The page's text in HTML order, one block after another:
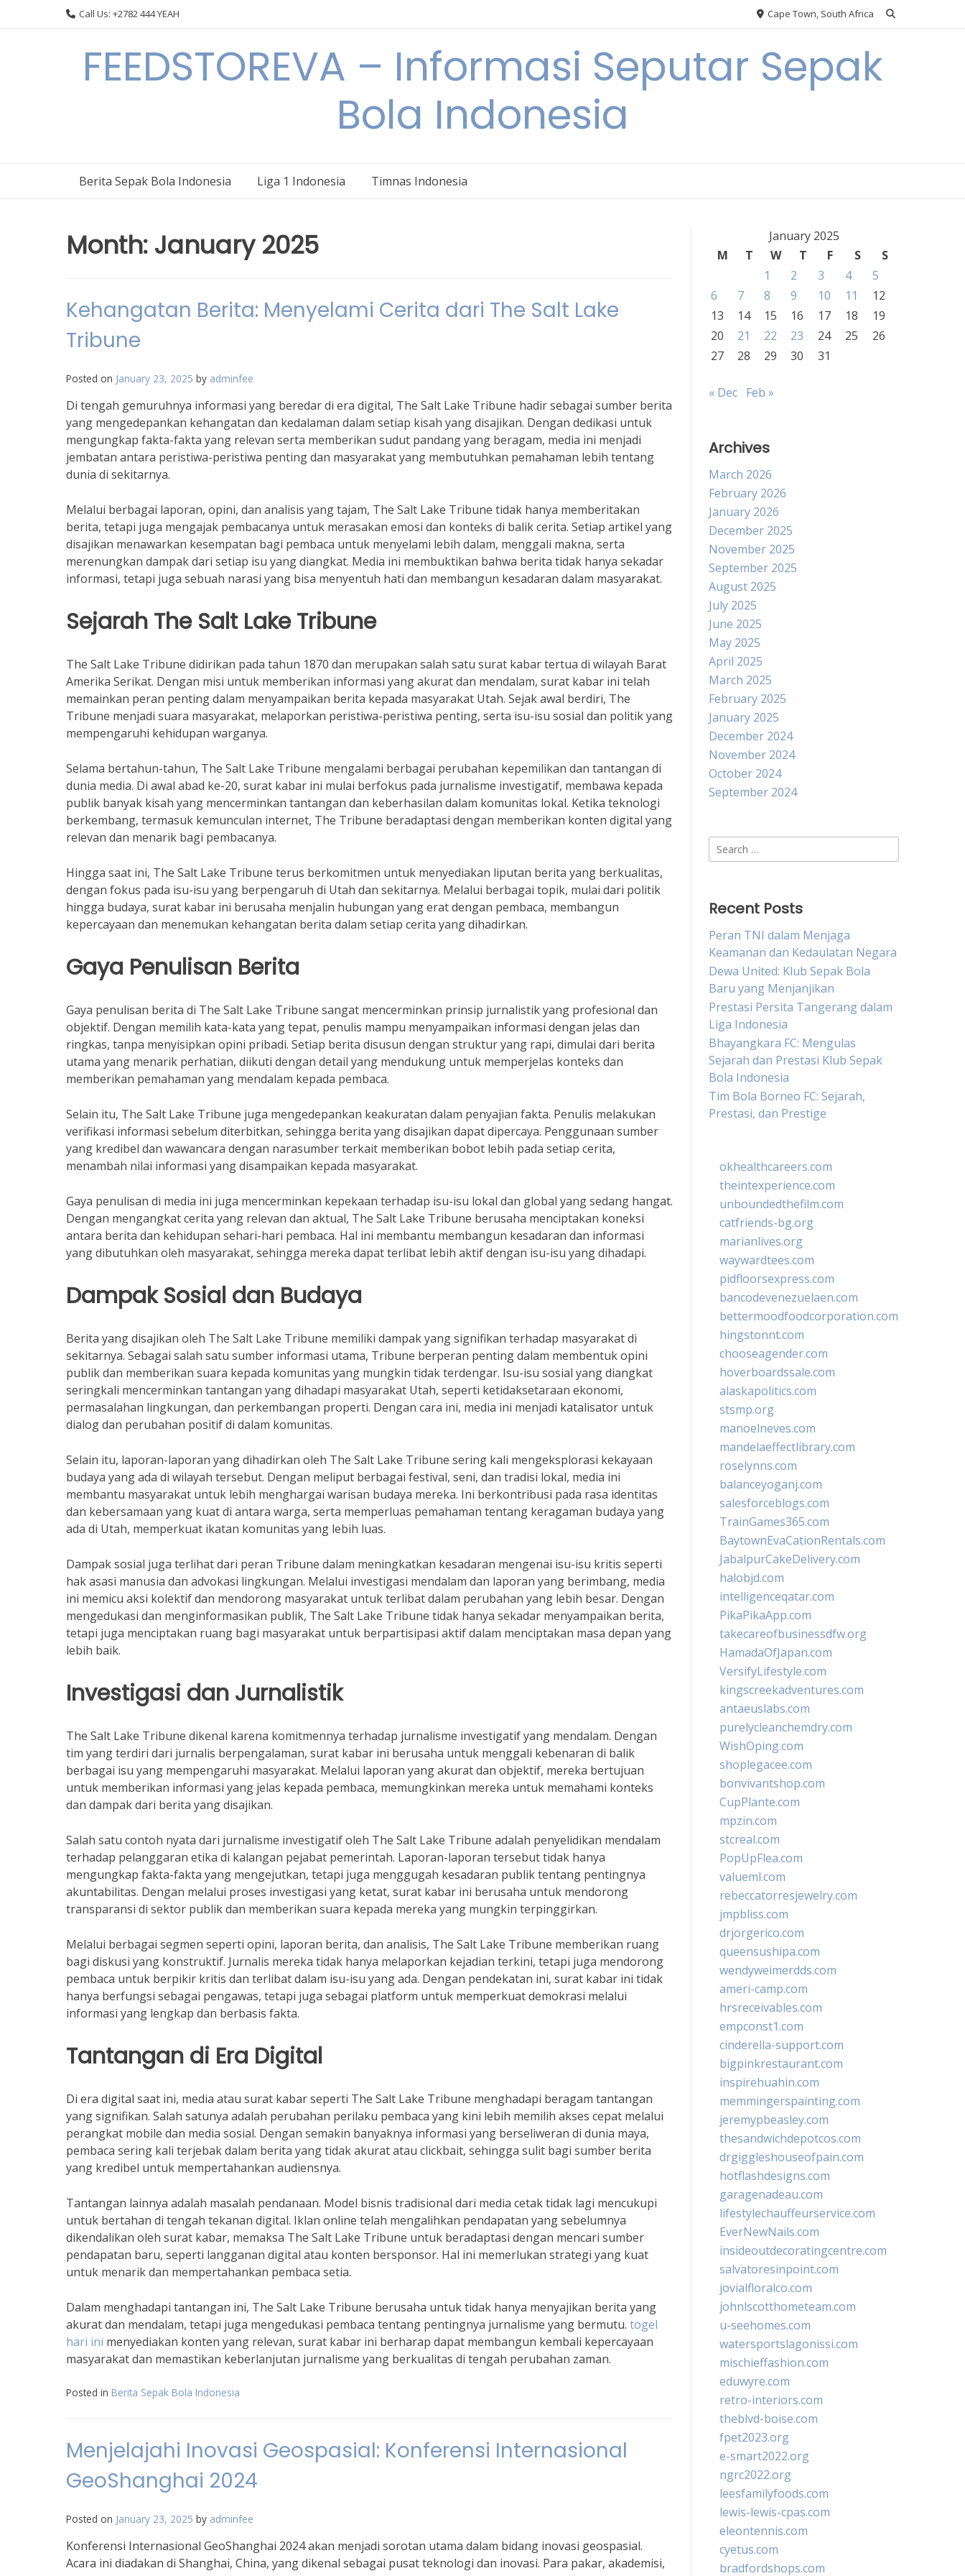
Call Us: +2782 444 YEAH Cape Town, South Africa
FEEDSTOREVA – Informasi Seputar Sepak
Bola Indonesia
Berita Sepak Bola Indonesia Liga 1 Indonesia Timnas Indonesia
Month: January 2025
Kehangatan Berita: Menyelami Cerita dari The Salt Lake
Tribune
Posted on January 23, 2025 by adminfee
Di tengah gemuruhnya informasi yang beredar di era digital, The Salt Lake Tribune hadir sebagai sumber berita
yang mengedepankan kehangatan dan kedalaman dalam setiap kisah yang disajikan. Dengan dedikasi untuk
mengungkap fakta-fakta yang relevan serta memberikan sudut pandang yang beragam, media ini menjadi
jembatan antara peristiwa-peristiwa penting dan masyarakat yang membutuhkan pemahaman lebih tentang
dunia di sekitarnya.
Melalui berbagai laporan, opini, dan analisis yang tajam, The Salt Lake Tribune tidak hanya memberitakan
berita, tetapi juga mengajak pembacanya untuk merasakan emosi dan konteks di balik cerita. Setiap artikel yang
disajikan menawarkan kesempatan bagi pembaca untuk menyelami lebih dalam, menggali makna, serta
merenungkan dampak dari setiap isu yang diangkat. Media ini membuktikan bahwa berita tidak hanya sekadar
informasi, tetapi juga sebuah narasi yang bisa menyentuh hati dan membangun kesadaran dalam masyarakat.
Sejarah The Salt Lake Tribune
The Salt Lake Tribune didirikan pada tahun 1870 dan merupakan salah satu surat kabar tertua di wilayah Barat
Amerika Serikat. Dengan misi untuk memberikan informasi yang akurat dan mendalam, surat kabar ini telah
memainkan peran penting dalam menyampaikan berita kepada masyarakat Utah. Sejak awal berdiri, The
Tribune menjadi suara masyarakat, melaporkan peristiwa-peristiwa penting, serta isu-isu sosial dan politik yang
mempengaruhi kehidupan warganya.
Selama bertahun-tahun, The Salt Lake Tribune mengalami berbagai perubahan kepemilikan dan tantangan di
dunia media. Di awal abad ke-20, surat kabar ini mulai berfokus pada jurnalisme investigatif, membawa kepada
publik banyak kisah yang mencerminkan tantangan dan keberhasilan dalam komunitas lokal. Ketika teknologi
berkembang, termasuk kemunculan internet, The Tribune beradaptasi dengan memberikan konten digital yang
relevan dan menarik bagi pembacanya.
Hingga saat ini, The Salt Lake Tribune terus berkomitmen untuk menyediakan liputan berita yang berkualitas,
dengan fokus pada isu-isu yang berpengaruh di Utah dan sekitarnya. Melalui berbagai topik, mulai dari politik
hingga budaya, surat kabar ini berusaha menjalin hubungan yang erat dengan pembaca, membangun
kepercayaan dan menemukan kehangatan berita dalam setiap cerita yang dihadirkan.
Gaya Penulisan Berita
Gaya penulisan berita di The Salt Lake Tribune sangat mencerminkan prinsip jurnalistik yang profesional dan
objektif. Dengan memilih kata-kata yang tepat, penulis mampu menyampaikan informasi dengan jelas dan
ringkas, tanpa menyisipkan opini pribadi. Setiap berita disusun dengan struktur yang rapi, dimulai dari berita
utama yang menarik perhatian, diikuti dengan detail yang mendukung untuk memperjelas konteks dan
memberikan pemahaman yang mendalam kepada pembaca.
Selain itu, The Salt Lake Tribune juga mengedepankan keakuratan dalam penyajian fakta. Penulis melakukan
verifikasi informasi sebelum diterbitkan, sehingga berita yang disajikan dapat dipercaya. Penggunaan sumber
yang kredibel dan wawancara dengan narasumber terkait memberikan bobot lebih pada setiap cerita,
menambah nilai informasi yang disampaikan kepada masyarakat.
Gaya penulisan di media ini juga mencerminkan kepekaan terhadap isu-isu lokal dan global yang sedang hangat.
Dengan mengangkat cerita yang relevan dan aktual, The Salt Lake Tribune berusaha menciptakan koneksi
antara berita dan kehidupan sehari-hari pembaca. Hal ini membantu membangun kesadaran dan informasi
yang dibutuhkan oleh masyarakat, sehingga mereka dapat terlibat lebih aktif dengan isu-isu yang dihadapi.
Dampak Sosial dan Budaya
Berita yang disajikan oleh The Salt Lake Tribune memiliki dampak yang signifikan terhadap masyarakat di
sekitarnya. Sebagai salah satu sumber informasi utama, Tribune berperan penting dalam membentuk opini
publik dan memberikan suara kepada komunitas yang mungkin tidak terdengar. Isu-isu sosial yang diangkat
seringkali mencerminkan tantangan yang dihadapi masyarakat Utah, seperti ketidaksetaraan ekonomi,
permasalahan lingkungan, dan perkembangan properti. Dengan cara ini, media ini menjadi katalisator untuk
dialog dan perubahan positif di dalam komunitas.
Selain itu, laporan-laporan yang dihadirkan oleh The Salt Lake Tribune sering kali mengeksplorasi kekayaan
budaya yang ada di wilayah tersebut. Dengan meliput berbagai festival, seni, dan tradisi lokal, media ini
membantu masyarakat untuk lebih menghargai warisan budaya mereka. Ini berkontribusi pada rasa identitas
dan kebersamaan yang kuat di antara warga, serta memperluas pemahaman tentang keragaman budaya yang
ada di Utah, memperkuat ikatan komunitas yang lebih luas.
Dampak sosial juga terlihat dari peran Tribune dalam meningkatkan kesadaran mengenai isu-isu kritis seperti
hak asasi manusia dan advokasi lingkungan. Melalui investigasi mendalam dan laporan yang berimbang, media
ini memicu aksi kolektif dan mendorong masyarakat untuk terlibat dalam perubahan yang lebih besar. Dengan
mengedukasi dan menginformasikan publik, The Salt Lake Tribune tidak hanya sekadar menyampaikan berita,
tetapi juga menciptakan ruang bagi masyarakat untuk berpartisipasi aktif dalam menciptakan masa depan yang
lebih baik.
Investigasi dan Jurnalistik
The Salt Lake Tribune dikenal karena komitmennya terhadap jurnalisme investigatif yang mendalam. Dengan
tim yang terdiri dari jurnalis berpengalaman, surat kabar ini berusaha untuk menggali kebenaran di balik
berbagai isu yang mempengaruhi masyarakat. Melalui laporan yang akurat dan objektif, mereka bertujuan
untuk memberikan informasi yang jelas kepada pembaca, memungkinkan mereka untuk memahami konteks
dan dampak dari berita yang disajikan.
Salah satu contoh nyata dari jurnalisme investigatif oleh The Salt Lake Tribune adalah penyelidikan mendalam
terhadap pelanggaran etika di kalangan pejabat pemerintah. Laporan-laporan tersebut tidak hanya
mengungkap fakta-fakta yang mengejutkan, tetapi juga menggugah kesadaran publik tentang pentingnya
akuntabilitas. Dengan melalui proses investigasi yang ketat, surat kabar ini berusaha untuk mendorong
transparansi di sektor publik dan memberikan suara kepada mereka yang mungkin terpinggirkan.
Melalui berbagai segmen seperti opini, laporan berita, dan analisis, The Salt Lake Tribune memberikan ruang
bagi diskusi yang konstruktif. Jurnalis mereka tidak hanya melaporkan kejadian terkini, tetapi juga mendorong
pembaca untuk berpikir kritis dan terlibat dalam isu-isu yang ada. Dengan pendekatan ini, surat kabar ini tidak
hanya berfungsi sebagai pengawas, tetapi juga sebagai platform untuk memperkuat demokrasi melalui
informasi yang lengkap dan berbasis fakta.
Tantangan di Era Digital
Di era digital saat ini, media atau surat kabar seperti The Salt Lake Tribune menghadapi beragam tantangan
yang signifikan. Salah satunya adalah perubahan perilaku pembaca yang kini lebih memilih akses cepat melalui
perangkat mobile dan media sosial. Dengan semakin banyaknya informasi yang berseliweran di dunia maya,
pembaca sering kali terjebak dalam berita yang tidak akurat atau clickbait, sehingga sulit bagi sumber berita
yang kredibel untuk mempertahankan audiensnya.
Tantangan lainnya adalah masalah pendanaan. Model bisnis tradisional dari media cetak tidak lagi mencukupi
untuk bertahan di tengah tekanan digital. Iklan online telah mengalihkan pendapatan yang sebelumnya
dikendalikan oleh surat kabar, memaksa The Salt Lake Tribune untuk beradaptasi dengan mencari sumber
pendapatan baru, seperti langganan digital atau konten bersponsor. Hal ini memerlukan strategi yang kuat
untuk menarik dan mempertahankan pembaca setia.
Dalam menghadapi tantangan ini, The Salt Lake Tribune berusaha untuk tidak hanya menyajikan berita yang
akurat dan mendalam, tetapi juga mengedukasi pembaca tentang pentingnya jurnalisme yang bermutu. togel
hari ini menyediakan konten yang relevan, surat kabar ini berharap dapat membangun kembali kepercayaan
masyarakat dan memastikan keberlanjutan jurnalisme yang berkualitas di tengah perubahan zaman.
Posted in Berita Sepak Bola Indonesia
Menjelajahi Inovasi Geospasial: Konferensi Internasional
GeoShanghai 2024
Posted on January 23, 2025 by adminfee
Konferensi Internasional GeoShanghai 2024 akan menjadi sorotan utama dalam bidang inovasi geospasial.
Acara ini diadakan di Shanghai, China, yang dikenal sebagai pusat teknologi dan inovasi. Para pakar, akademisi,
January 2025
M
T W T F S
S
1
2 3 4
5
6
7 8 9 10 11
12
13
14 15 16 17 18
19
20
21 22 23 24 25
26
27
28 29 30 31
« Dec Feb »
Archives
March 2026
February 2026
January 2026
December 2025
November 2025
September 2025
August 2025
July 2025
June 2025
May 2025
April 2025
March 2025
February 2025
January 2025
December 2024
November 2024
October 2024
September 2024
Search
for:
Recent Posts
Peran TNI dalam Menjaga
Keamanan dan Kedaulatan Negara
Dewa United: Klub Sepak Bola
Baru yang Menjanjikan
Prestasi Persita Tangerang dalam
Liga Indonesia
Bhayangkara FC: Mengulas
Sejarah dan Prestasi Klub Sepak
Bola Indonesia
Tim Bola Borneo FC: Sejarah,
Prestasi, dan Prestige
okhealthcareers.com
theintexperience.com
unboundedthefilm.com
catfriends-bg.org
marianlives.org
waywardtees.com
pidfloorsexpress.com
bancodevenezuelaen.com
bettermoodfoodcorporation.com
hingstonnt.com
chooseagender.com
hoverboardssale.com
alaskapolitics.com
stsmp.org
manoelneves.com
mandelaeffectlibrary.com
roselynns.com
balanceyoganj.com
salesforceblogs.com
TrainGames365.com
BaytownEvaCationRentals.com
JabalpurCakeDelivery.com
halobjd.com
intelligenceqatar.com
PikaPikaApp.com
takecareofbusinessdfw.org
HamadaOfJapan.com
VersifyLifestyle.com
kingscreekadventures.com
antaeuslabs.com
purelycleanchemdry.com
WishOping.com
shoplegacee.com
bonvivantshop.com
CupPlante.com
mpzin.com
stcreal.com
PopUpFlea.com
valueml.com
rebeccatorresjewelry.com
jmpbliss.com
drjorgerico.com
queensushipa.com
wendyweimerdds.com
ameri-camp.com
hrsreceivables.com
empconst1.com
cinderella-support.com
bigpinkrestaurant.com
inspirehuahin.com
memmingerspainting.com
jeremypbeasley.com
thesandwichdepotcos.com
drgiggleshouseofpain.com
hotflashdesigns.com
garagenadeau.com
lifestylechauffeurservice.com
EverNewNails.com
insideoutdecoratingcentre.com
salvatoresinpoint.com
jovialfloralco.com
johnlscotthometeam.com
u-seehomes.com
watersportslagonissi.com
mischieffashion.com
eduwyre.com
retro-interiors.com
theblvd-boise.com
fpet2023.org
e-smart2022.org
ngrc2022.org
leesfamilyfoods.com
lewis-lewis-cpas.com
eleontennis.com
cyetus.com
bradfordshops.com